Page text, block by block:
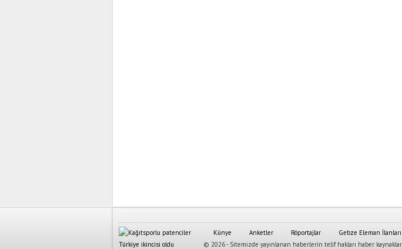
Künye Anketler Röportajlar Gebze Eleman İlanları
© 2026 - Sitemizde yayınlanan haberlerin telif hakları haber